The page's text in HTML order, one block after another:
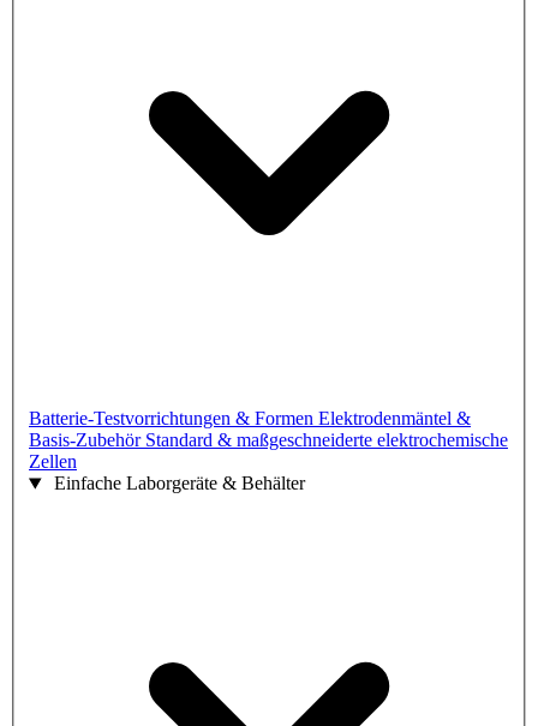
Batterie-Testvorrichtungen & Formen Elektrodenmäntel &
Basis-Zubehör Standard & maßgeschneiderte elektrochemische
Zellen
Einfache Laborgeräte & Behälter